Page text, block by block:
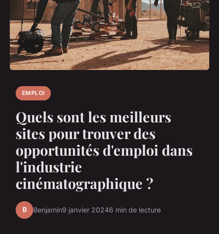
EMPLOI
Quels sont les meilleurs
sites pour trouver des
opportunités d'emploi dans
l'industrie
cinématographique ?
B Benjamin9 janvier 20246 min de lecture